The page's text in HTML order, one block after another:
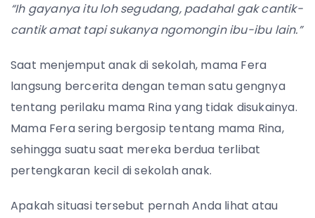
“Ih gayanya itu loh segudang, padahal gak cantik-
cantik amat tapi sukanya ngomongin ibu-ibu lain.”
Saat menjemput anak di sekolah, mama Fera
langsung bercerita dengan teman satu gengnya
tentang perilaku mama Rina yang tidak disukainya.
Mama Fera sering bergosip tentang mama Rina,
sehingga suatu saat mereka berdua terlibat
pertengkaran kecil di sekolah anak.
Apakah situasi tersebut pernah Anda lihat atau